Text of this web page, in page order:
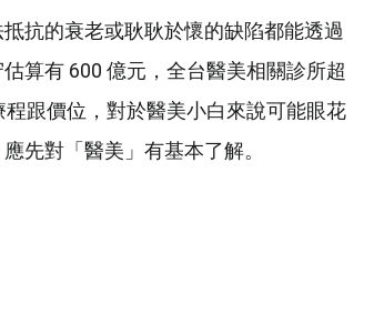
抗的衰老或耿耿於懷的缺陷都能透過
算有 600 億元，全台醫美相關診所超
跟價位，對於醫美小白來說可能眼花
先對「醫美」有基本了解。